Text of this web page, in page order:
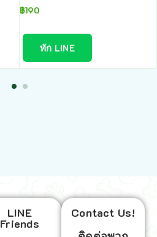
฿190
ทัก LINE
LINE
Friends
Contact Us!